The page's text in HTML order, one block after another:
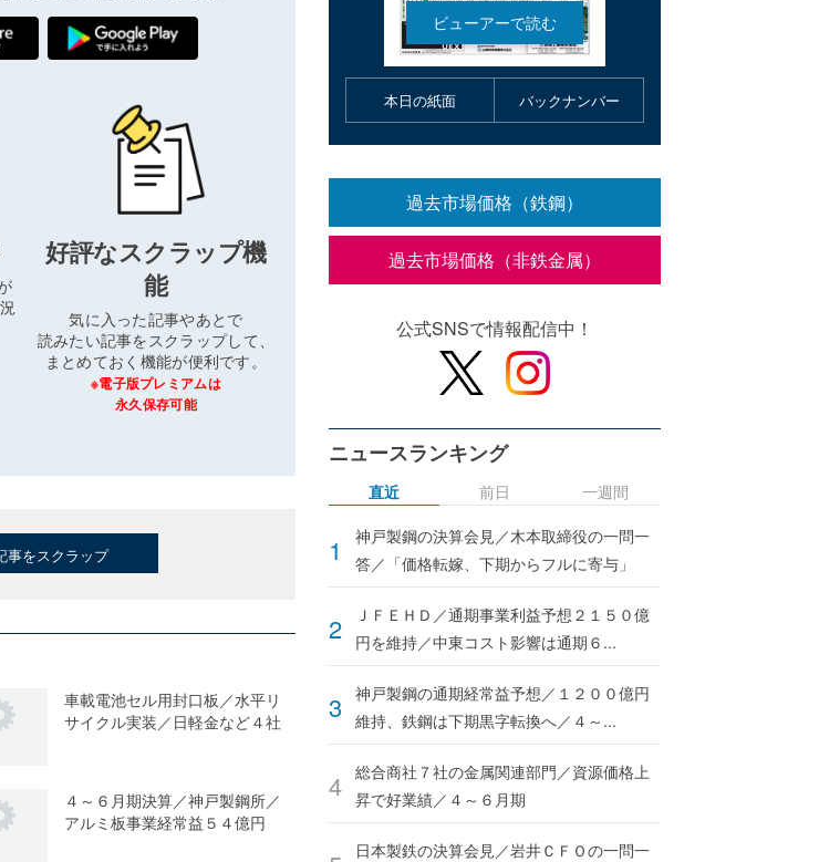
好評なスクラップ機
能
気に入った記事やあとで
読みたい記事をスクラップして、
まとめておく機能が便利です。
※電子版プレミアムは
永久保存可能
事をスクラップ
車載電池セル用封口板／水平リ
サイクル実装／日軽金など４社
４～６月期決算／神戸製鋼所／
アルミ板事業経常益５４億円
本日の紙面 バックナンバー
過去市場価格（鉄鋼）
過去市場価格（非鉄金属）
公式SNSで情報配信中！
ニュースランキング
直近
神戸製鋼の決算会見／木本取締役の一問一
答／「価格転嫁、下期からフルに寄与」
ＪＦＥＨＤ／通期事業利益予想２１５０億
円を維持／中東コスト影響は通期６...
神戸製鋼の通期経常益予想／１２００億円
維持、鉄鋼は下期黒字転換へ／４～...
総合商社７社の金属関連部門／資源価格上
昇で好業績／４～６月期
日本製鉄の決算会見／岩井ＣＦＯの一問一
前日 一週間